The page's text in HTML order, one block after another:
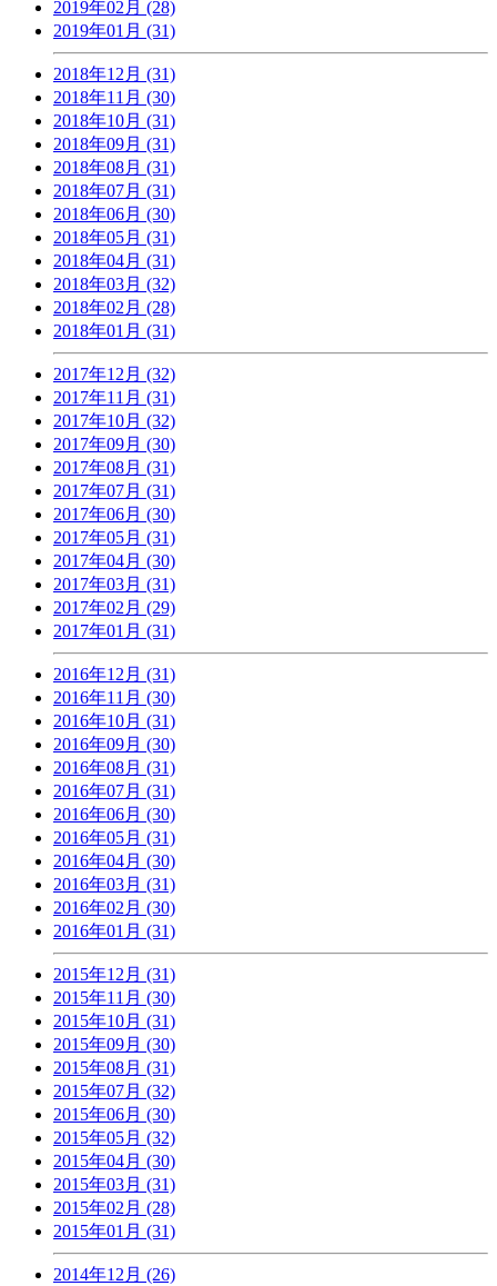
2019年02月 (28)
2019年01月 (31)
2018年12月 (31)
2018年11月 (30)
2018年10月 (31)
2018年09月 (31)
2018年08月 (31)
2018年07月 (31)
2018年06月 (30)
2018年05月 (31)
2018年04月 (31)
2018年03月 (32)
2018年02月 (28)
2018年01月 (31)
2017年12月 (32)
2017年11月 (31)
2017年10月 (32)
2017年09月 (30)
2017年08月 (31)
2017年07月 (31)
2017年06月 (30)
2017年05月 (31)
2017年04月 (30)
2017年03月 (31)
2017年02月 (29)
2017年01月 (31)
2016年12月 (31)
2016年11月 (30)
2016年10月 (31)
2016年09月 (30)
2016年08月 (31)
2016年07月 (31)
2016年06月 (30)
2016年05月 (31)
2016年04月 (30)
2016年03月 (31)
2016年02月 (30)
2016年01月 (31)
2015年12月 (31)
2015年11月 (30)
2015年10月 (31)
2015年09月 (30)
2015年08月 (31)
2015年07月 (32)
2015年06月 (30)
2015年05月 (32)
2015年04月 (30)
2015年03月 (31)
2015年02月 (28)
2015年01月 (31)
2014年12月 (26)